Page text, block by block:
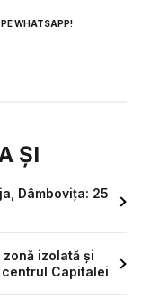
WHATSAPP!
ȘI
Dâmbovița: 25
izolată și
Capitalei